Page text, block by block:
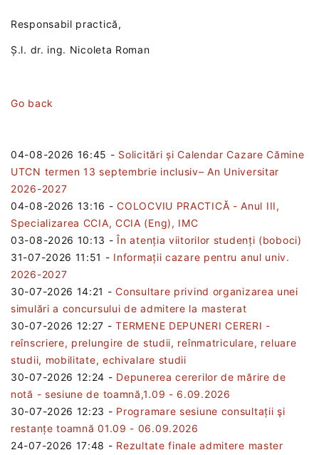
Responsabil practică,
Ș.l. dr. ing. Nicoleta Roman
Go back
04-08-2026 16:45 - Solicitări și Calendar Cazare Cămine
UTCN termen 13 septembrie inclusiv– An Universitar
2026-2027
04-08-2026 13:16 -COLOCVIU PRACTICĂ - Anul III,
Specializarea CCIA, CCIA (Eng), IMC
03-08-2026 10:13 -În atenția viitorilor studenți (boboci)
31-07-2026 11:51 - Informații cazare pentru anul univ.
2026-2027
30-07-2026 14:21 -Consultare privind organizarea unei
simulări a concursului de admitere la masterat
30-07-2026 12:27 -TERMENE DEPUNERI CERERI -
reînscriere, prelungire de studii, reînmatriculare, reluare
studii, mobilitate, echivalare studii
30-07-2026 12:24 - Depunerea cererilor de mărire de
notă - sesiune de toamnă,1.09 - 6.09.2026
30-07-2026 12:23 - Programare sesiune consultații şi
restanțe toamnă 01.09 - 06.09.2026
24-07-2026 17:48 - Rezultate finale admitere master